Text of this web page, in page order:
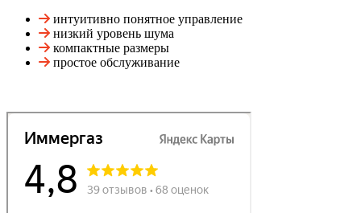
интуитивно понятное управление
низкий уровень шума
компактные размеры
простое обслуживание